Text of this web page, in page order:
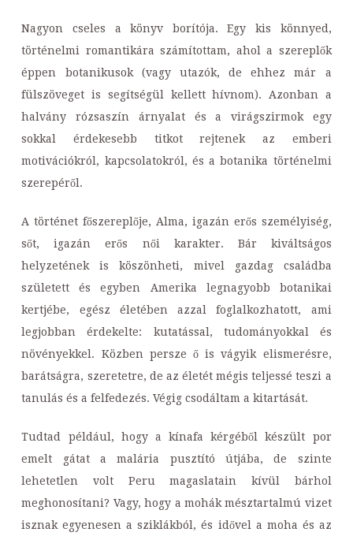
Nagyon cseles a könyv borítója. Egy kis könnyed,
történelmi romantikára számítottam, ahol a szereplők
éppen botanikusok (vagy utazók, de ehhez már a
fülszöveget is segítségül kellett hívnom). Azonban a
halvány rózsaszín árnyalat és a virágszirmok egy
sokkal érdekesebb titkot rejtenek az emberi
motivációkról, kapcsolatokról, és a botanika történelmi
szerepéről.
A történet főszereplője, Alma, igazán erős személyiség,
sőt, igazán erős női karakter. Bár kiváltságos
helyzetének is köszönheti, mivel gazdag családba
született és egyben Amerika legnagyobb botanikai
kertjébe, egész életében azzal foglalkozhatott, ami
legjobban érdekelte: kutatással, tudományokkal és
növényekkel. Közben persze ő is vágyik elismerésre,
barátságra, szeretetre, de az életét mégis teljessé teszi a
tanulás és a felfedezés. Végig csodáltam a kitartását.
Tudtad például, hogy a kínafa kérgéből készült por
emelt gátat a malária pusztító útjába, de szinte
lehetetlen volt Peru magaslatain kívül bárhol
meghonosítani? Vagy, hogy a mohák mésztartalmú vizet
isznak egyenesen a sziklákból, és idővel a moha és az